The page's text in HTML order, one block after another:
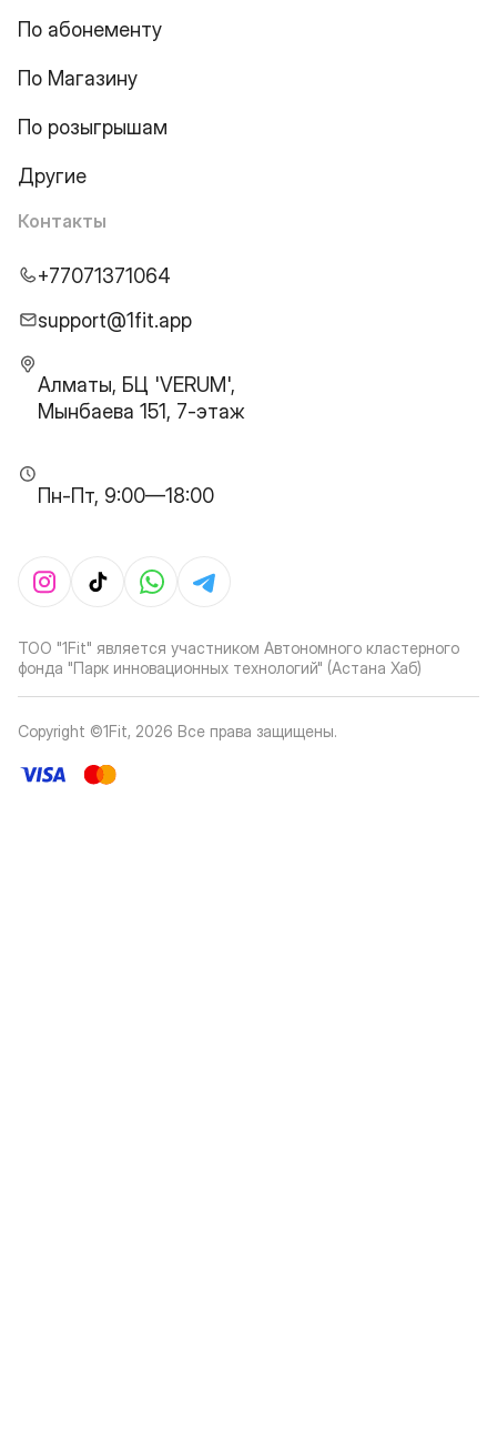
По абонементу
По Магазину
По розыгрышам
Другие
Контакты
+77071371064
support@1fit.app
Алматы, БЦ 'VERUM',
Мынбаева 151, 7-этаж
Пн-Пт, 9:00—18:00
ТОО "1Fit" является участником Автономного кластерного
фонда "Парк инновационных технологий" (Астана Хаб)
Copyright ©1Fit, 2026 Все права защищены.